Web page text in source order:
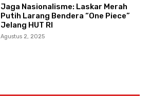
Jaga Nasionalisme: Laskar Merah
Putih Larang Bendera “One Piece”
Jelang HUT RI
Agustus 2, 2025